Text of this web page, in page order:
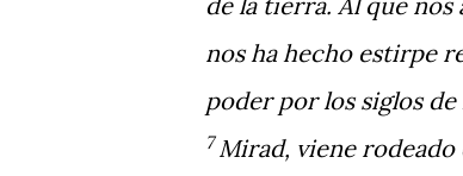
nos ha hecho estirpe
poder por los siglos de
7Mirad, viene rodeado